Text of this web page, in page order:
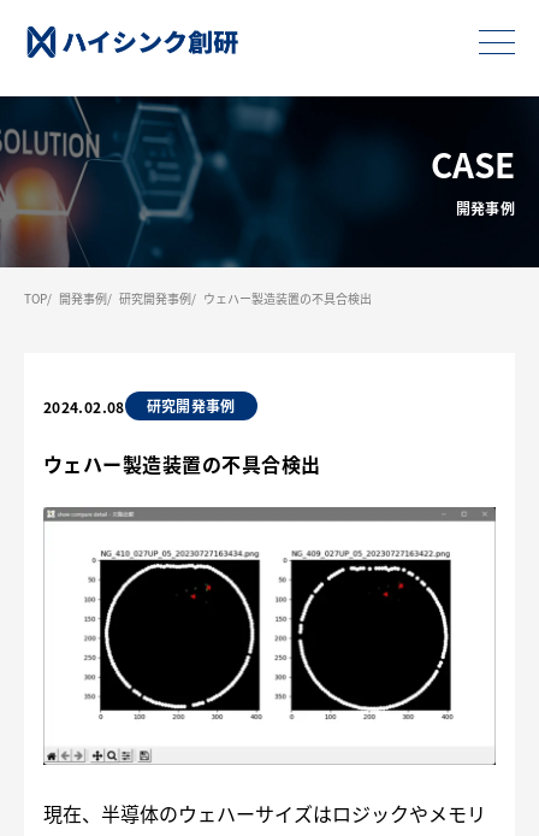
CASE
開発事例
TOP 開発事例 研究開発事例 ウェハー製造装置の不具合検出
2024.02.08 研究開発事例
ウェハー製造装置の不具合検出
現在、半導体のウェハーサイズはロジックやメモリ